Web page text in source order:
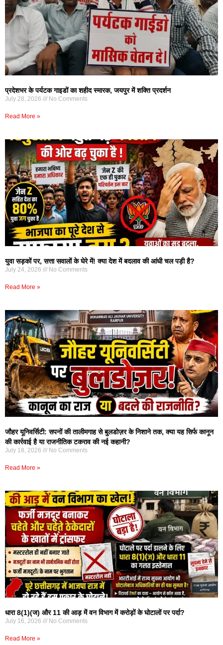
प्रदेशभर के पर्यटक गाइडों का शहीद स्मारक, जयपुर में शक्ति प्रदर्शन
July 28, 2026 No Comments
Read More »
युवा सड़कों पर, सत्ता सवालों के घेरे में! क्या देश में बदलाव की आंधी चल पड़ी है?
July 24, 2026 No Comments
Read More »
जौहर यूनिवर्सिटी: सपनों की तालीमगाह से बुलडोज़र के निशाने तक, क्या यह सिर्फ कानून
की कार्रवाई है या राजनीतिक टकराव की नई कहानी?
July 18, 2026 No Comments
Read More »
धारा 8(1)(ज) और 11 की आड़ में वन विभाग में करोड़ों के घोटालों पर पर्दा?
July 16, 2026 No Comments
Read More »